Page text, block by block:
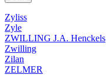
Zyliss
Zyle
ZWILLING J.A. Henckels
Zwilling
Zilan
ZELMER